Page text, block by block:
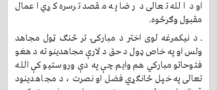
او د الله تعالی د رضا په مقصد ترسره کړي اعمال
مقبول وګرځوه.
ــ د نیکمرغه لوی اختر د مبارکۍ تر څنګ ټول مجاهد
ولس او په خاص ډول د حق د لارې مجاهدینو ته د هغو
فتوحاتو مبارکي هم وایم چې په دې وروستیو کې الله
تعالی په خپل ځانګړي فضل او نصرت ، د مجاهدینود